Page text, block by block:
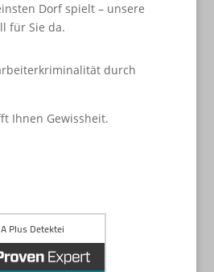
Dorf spielt – unsere
für Sie da.
durch
Ihnen Gewissheit.